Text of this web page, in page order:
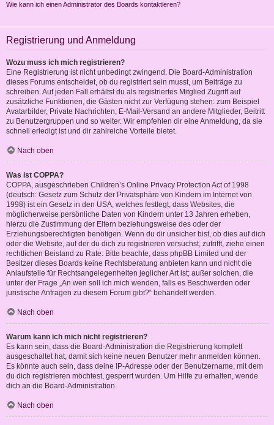
Wie kann ich einen Administrator des Boards kontaktieren?
Registrierung und Anmeldung
Wozu muss ich mich registrieren?
Eine Registrierung ist nicht unbedingt zwingend. Die Board-Administration
dieses Forums entscheidet, ob du registriert sein musst, um Beiträge zu
schreiben. Auf jeden Fall erhältst du als registriertes Mitglied Zugriff auf
zusätzliche Funktionen, die Gästen nicht zur Verfügung stehen: zum Beispiel
Avatarbilder, Private Nachrichten, E-Mail-Versand an andere Mitglieder, Beitritt
zu Benutzergruppen und so weiter. Wir empfehlen dir eine Anmeldung, da sie
schnell erledigt ist und dir zahlreiche Vorteile bietet.
Nach oben
Was ist COPPA?
COPPA, ausgeschrieben Children’s Online Privacy Protection Act of 1998
(deutsch: Gesetz zum Schutz der Privatsphäre von Kindern im Internet von
1998) ist ein Gesetz in den USA, welches festlegt, dass Websites, die
möglicherweise persönliche Daten von Kindern unter 13 Jahren erheben,
hierzu die Zustimmung der Eltern beziehungsweise des oder der
Erziehungsberechtigten benötigen. Wenn du dir unsicher bist, ob dies auf dich
oder die Website, auf der du dich zu registrieren versuchst, zutrifft, ziehe einen
rechtlichen Beistand zu Rate. Bitte beachte, dass phpBB Limited und der
Besitzer dieses Boards keine Rechtsberatung anbieten kann und nicht die
Anlaufstelle für Rechtsangelegenheiten jeglicher Art ist; außer solchen, die
unter der Frage „An wen soll ich mich wenden, falls es Beschwerden oder
juristische Anfragen zu diesem Forum gibt?“ behandelt werden.
Nach oben
Warum kann ich mich nicht registrieren?
Es kann sein, dass die Board-Administration die Registrierung komplett
ausgeschaltet hat, damit sich keine neuen Benutzer mehr anmelden können.
Es könnte auch sein, dass deine IP-Adresse oder der Benutzername, mit dem
du dich registrieren möchtest, gesperrt wurden. Um Hilfe zu erhalten, wende
dich an die Board-Administration.
Nach oben